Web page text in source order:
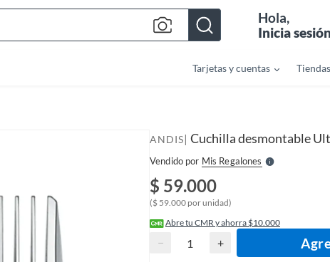
Hola,
Inicia sesión
Tarjetas y cuentas Tiendas
ANDIS| Cuchilla desmontable
Vendido por Mis Regalones S
l
l
$ 59.000
($ 59.000 por unidad)
Abre tu CMR y ahorra $10.000
− +